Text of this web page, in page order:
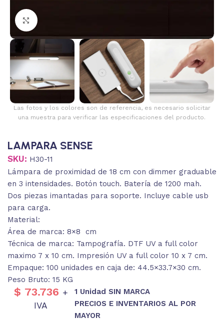
Clic para ampliar
Las fotos y los colores son de referencia, es necesario solicitar
una muestra para verificar las especificaciones del producto.
LAMPARA SENSE
SKU: H30-11
Lámpara de proximidad de 18 cm con dimmer graduable
en 3 intensidades. Botón touch. Batería de 1200 mah.
Dos piezas imantadas para soporte. Incluye cable usb
para carga.
Material:
Área de marca: 8×8 cm
Técnica de marca: Tampografía. DTF UV a full color
maximo 7 x 10 cm. Impresión UV a full color 10 x 7 cm.
Empaque: 100 unidades en caja de: 44.5×33.7×30 cm.
Peso Bruto: 15 KG
$ 73.736 +
IVA
1 Unidad SIN MARCA
PRECIOS E INVENTARIOS AL POR
MAYOR